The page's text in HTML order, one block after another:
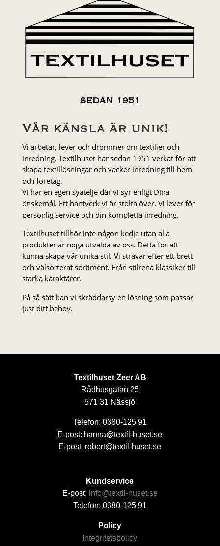
SEDAN 1951
Vår känsla är unik!
Vi arbetar, lever och drömmer om textilier och
inredning. Textilhuset har sedan 1951 verkat för att
skapa textillösningar och vacker inredning till hem
och företag.
Vi har en egen syateljé där vi syr enligt Dina
önskemål. Ett hantverk vi är stolta över. Vi lever för
personlig service och din kompletta inredning.
Textilhuset tillhör inte någon kedja utan alla
produkter är noga utvalda av oss. Detta för att
kunna skapa vår unika stil. Vi strä­var efter ett brett
och välsorterat sor­ti­ment. Från stil­rena klas­siker till
starka karaktärer.
På så sätt kan vi skräddarsy en lösning som passar
just ditt behov.
Textilhuset Zeer AB
Rådhusgatan 25
571 31 Nässjö
Telefon: 0380-125 91
E-post: hanna@textil-huset.se
E-post: robert@textil-huset.se
Kundservice
E-post: info@textil-huset.se
Telefon: 0380-125 91
Policy
Integritetspolicy